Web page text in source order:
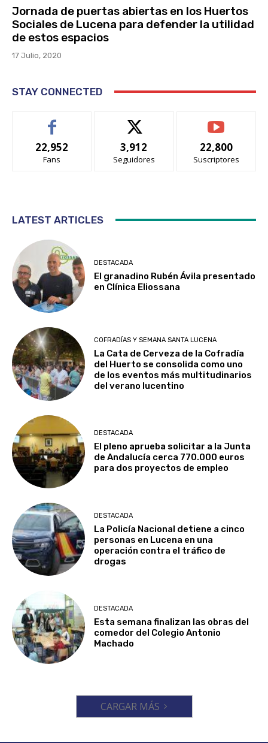
Jornada de puertas abiertas en los Huertos
Sociales de Lucena para defender la utilidad
de estos espacios
17 Julio, 2020
STAY CONNECTED
22,952
Fans
3,912
Seguidores
22,800
Suscriptores
LATEST ARTICLES
DESTACADA
El granadino Rubén Ávila presentado
en Clínica Eliossana
COFRADÍAS Y SEMANA SANTA LUCENA
La Cata de Cerveza de la Cofradía
del Huerto se consolida como uno
de los eventos más multitudinarios
del verano lucentino
DESTACADA
El pleno aprueba solicitar a la Junta
de Andalucía cerca 770.000 euros
para dos proyectos de empleo
DESTACADA
La Policía Nacional detiene a cinco
personas en Lucena en una
operación contra el tráfico de
drogas
DESTACADA
Esta semana finalizan las obras del
comedor del Colegio Antonio
Machado
CARGAR MÁS